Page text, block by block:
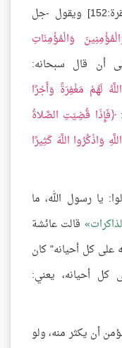
[البقرة:152] ويقول -جل
وَالْمُؤْمِنَاتِ
لَهُمْ مَغْفِرَةً وَأَجْرًا
فَإِذَا قُضِيَتِ الصَّلاةُ
وَاذْكُرُوا اللَّهَ كَثِيرًا
يا رسول الله، ما
قالت عائشة
على كل أحيانه" كان
كل أحيانه، يعني:
أن يكثر منه، ولو